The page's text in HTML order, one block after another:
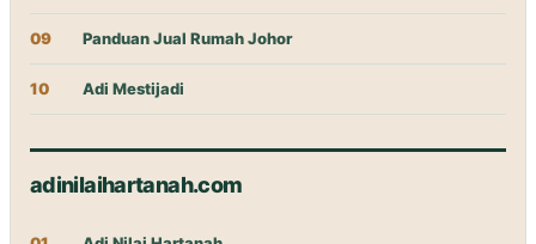
09 Panduan Jual Rumah Johor
10 Adi Mestijadi
adinilaihartanah.com